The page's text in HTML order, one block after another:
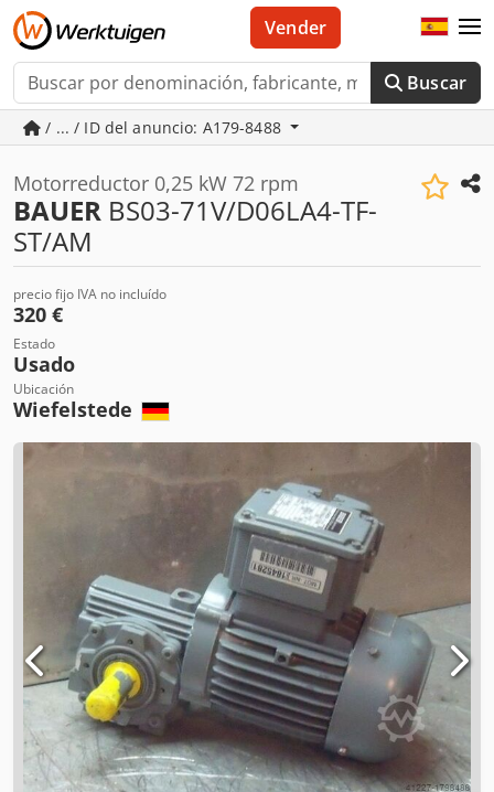
Buscar
Vender
/ ... / ID del anuncio: A179-8488
Motorreductor 0,25 kW 72 rpm
BAUER BS03-71V/D06LA4-TF-
ST/AM
precio fijo IVA no incluído
320 €
Estado
Usado
Ubicación
Wiefelstede